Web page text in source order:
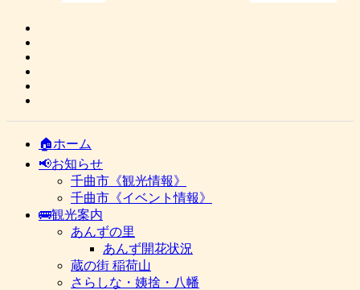
🏠ホーム
📢お知らせ
千曲市《観光情報》
千曲市《イベント情報》
🚌観光案内
あんずの里
あんず開花状況
蔵の街 稲荷山
さらしな・姨捨・八幡